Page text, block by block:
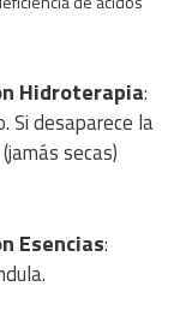
Hidroterapia:
Si desaparece la
secas)
Esencias: